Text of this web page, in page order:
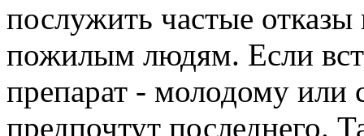
послужить частые
пожилым людям. Если
препарат - молодому или
предпочтут последнего.